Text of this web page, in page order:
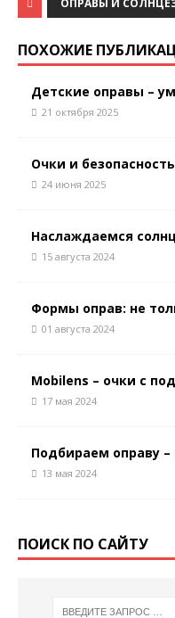
ОПРАВЫ И
ПОХОЖИЕ
Детские оправы –
21 октября 2025
Очки и безопасность
24 июня 2025
Наслаждаемся
15 августа 2024
Формы оправ: не
01 августа 2024
Mobilens – очки с
17 мая 2024
Подбираем оправу
13 мая 2024
ПОИСК ПО САЙТУ